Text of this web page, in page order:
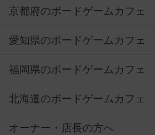
京都府のボードゲームカフェ
愛知県のボードゲームカフェ
福岡県のボードゲームカフェ
北海道のボードゲームカフェ
オーナー・店長の方へ